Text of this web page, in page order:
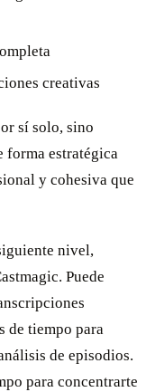
creativas
sí solo, sino
forma estratégica
y cohesiva que
nivel,
Puede
de tiempo para
de episodios.
para concentrarte